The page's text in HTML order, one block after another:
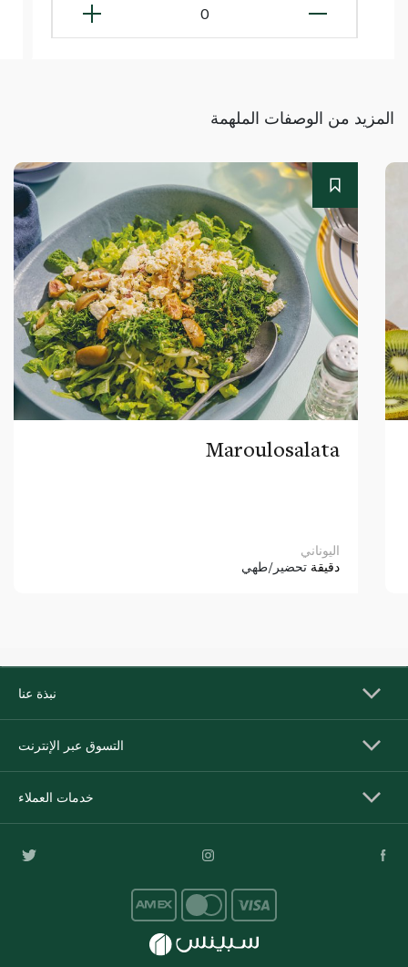
0
المزيد من الوصفات الملهمة
Maroulosalata
اليوناني
دقيقة تحضير/طهي
نبذة عنا
التسوق عبر الإنترنت
خدمات العملاء